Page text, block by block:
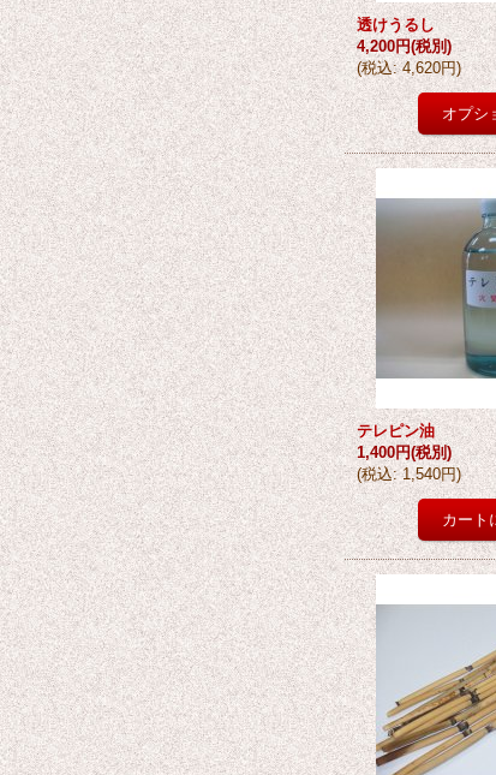
透けうるし
4,200円(税別)
(税込: 4,620円)
テレピン油
1,400円(税別)
(税込: 1,540円)